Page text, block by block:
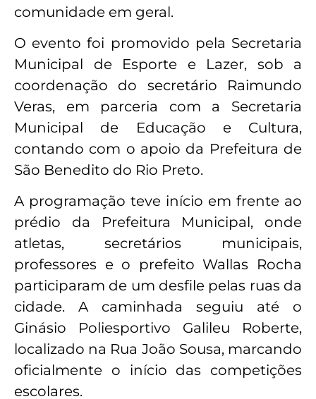
comunidade em geral.
O evento foi promovido pela Secretaria
Municipal de Esporte e Lazer, sob a
coordenação do secretário Raimundo
Veras, em parceria com a Secretaria
Municipal de Educação e Cultura,
contando com o apoio da Prefeitura de
São Benedito do Rio Preto.
A programação teve início em frente ao
prédio da Prefeitura Municipal, onde
atletas, secretários municipais,
professores e o prefeito Wallas Rocha
participaram de um desfile pelas ruas da
cidade. A caminhada seguiu até o
Ginásio Poliesportivo Galileu Roberte,
localizado na Rua João Sousa, marcando
oficialmente o início das competições
escolares.